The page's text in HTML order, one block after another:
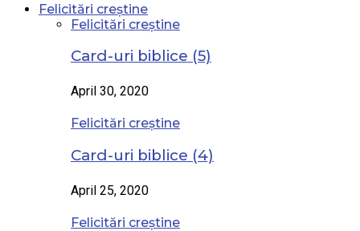
Felicitări creștine
Felicitări creștine
Card-uri biblice (5)
April 30, 2020
Felicitări creștine
Card-uri biblice (4)
April 25, 2020
Felicitări creștine